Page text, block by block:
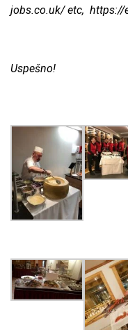
jobs.co.uk/etc, https://
Uspešno!